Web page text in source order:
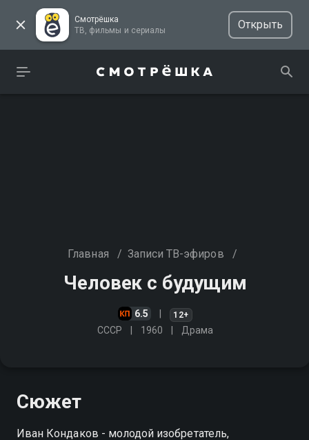
Смотрёшка
ТВ, фильмы и сериалы
Открыть
Главная / Записи ТВ-эфиров /
Человек с будущим
6.5 12+
СССР 1960 Драма
Сюжет
Иван Кондаков - молодой изобретатель,